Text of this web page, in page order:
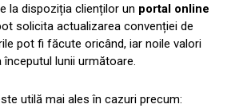
la dispoziția clienților un portal online
solicita actualizarea convenției de
pot fi făcute oricând, iar noile valori
începutul lunii următoare.
utilă mai ales în cazuri precum: